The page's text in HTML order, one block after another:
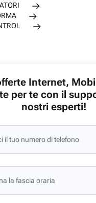
Internet,
per te con il
nostri esperti!
il tuo numero di telefono
la fascia oraria